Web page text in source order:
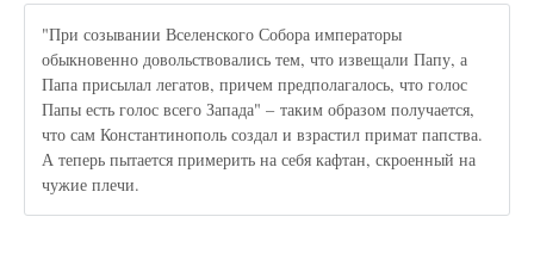
"При созывании Вселенского Собора императоры
обыкновенно довольствовались тем, что извещали Папу, а
Папа присылал легатов, причем предполагалось, что голос
Папы есть голос всего Запада" – таким образом получается,
что сам Константинополь создал и взрастил примат папства.
А теперь пытается примерить на себя кафтан, скроенный на
чужие плечи.